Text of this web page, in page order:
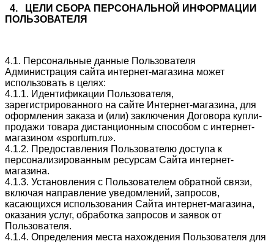
4. ЦЕЛИ СБОРА ПЕРСОНАЛЬНОЙ ИНФОРМАЦИИ
ПОЛЬЗОВАТЕЛЯ
4.1. Персональные данные Пользователя
Администрация сайта интернет-магазина может
использовать в целях:
4.1.1. Идентификации Пользователя,
зарегистрированного на сайте Интернет-магазина, для
оформления заказа и (или) заключения Договора купли-
продажи товара дистанционным способом с интернет-
магазином «sportum.ru».
4.1.2. Предоставления Пользователю доступа к
персонализированным ресурсам Сайта интернет-
магазина.
4.1.3. Установления с Пользователем обратной связи,
включая направление уведомлений, запросов,
касающихся использования Сайта интернет-магазина,
оказания услуг, обработка запросов и заявок от
Пользователя.
4.1.4. Определения места нахождения Пользователя для